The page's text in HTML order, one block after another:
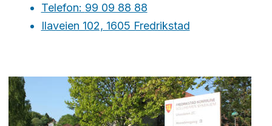
Telefon: 99 09 88 88
Ilaveien 102, 1605 Fredrikstad